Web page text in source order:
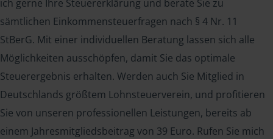
ich gerne Ihre Steuererklärung und berate Sie zu
sämtlichen Einkommensteuerfragen nach § 4 Nr. 11
StBerG. Mit einer individuellen Beratung lassen sich alle
Möglichkeiten ausschöpfen, damit Sie das optimale
Steuerergebnis erhalten. Werden auch Sie Mitglied in
Deutschlands größtem Lohnsteuerverein, und profitieren
Sie von unseren professionellen Leistungen, bereits ab
einem Jahresmitgliedsbeitrag von 39 Euro. Rufen Sie mich